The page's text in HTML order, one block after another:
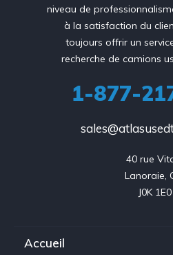
niveau de
à la satisfaction du
toujours offrir un
recherche de camions
1-877-
40 rue
Lanoraie,
J0K 1E0
Accueil